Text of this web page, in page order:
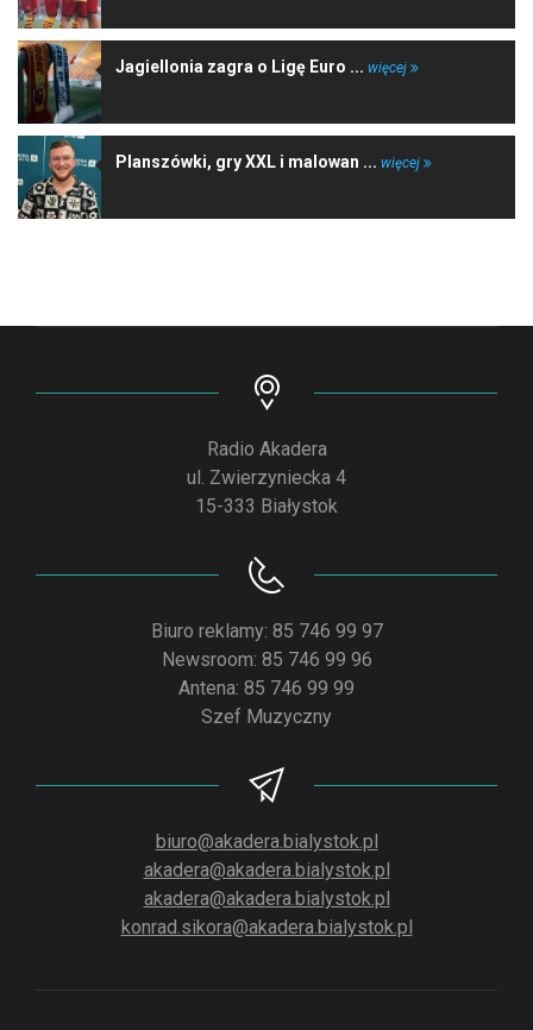
Jagiellonia zagra o Ligę Euro ... więcej
Planszówki, gry XXL i malowan ... więcej
Radio Akadera
ul. Zwierzyniecka 4
15-333 Białystok
Biuro reklamy: 85 746 99 97
Newsroom: 85 746 99 96
Antena: 85 746 99 99
Szef Muzyczny
biuro@akadera.bialystok.pl
akadera@akadera.bialystok.pl
akadera@akadera.bialystok.pl
konrad.sikora@akadera.bialystok.pl